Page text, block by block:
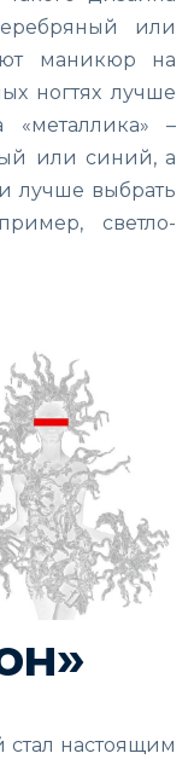
или
маникюр на
ногтях лучше
«металлика» –
или синий, а
лучше выбрать
светло-
стал настоящим